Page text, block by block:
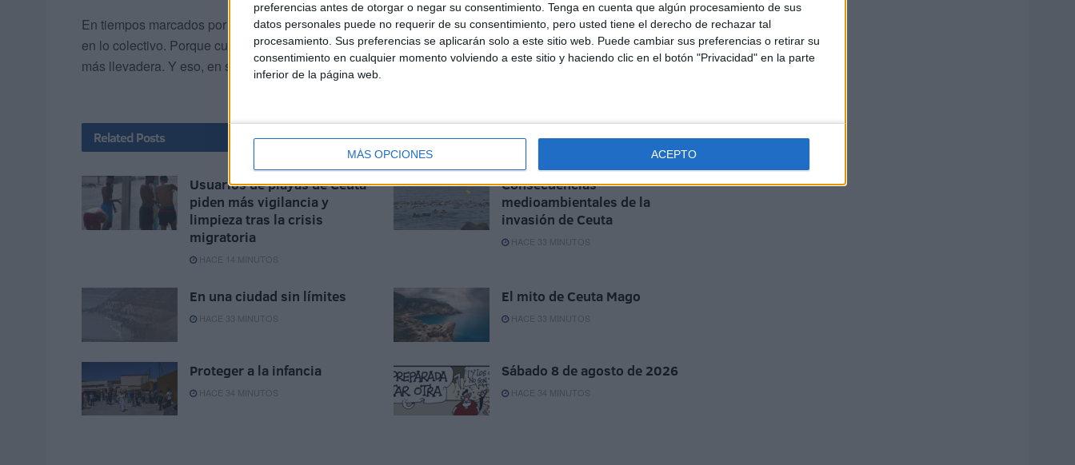
preferencias antes de otorgar o negar su consentimiento. Tenga en cuenta que algún procesamiento de sus
datos personales puede no requerir de su consentimiento, pero usted tiene el derecho de rechazar tal
procesamiento. Sus preferencias se aplicarán solo a este sitio web. Puede cambiar sus preferencias o retirar su
consentimiento en cualquier momento volviendo a este sitio y haciendo clic en el botón "Privacidad" en la parte
inferior de la página web.
MÁS OPCIONES ACEPTO
En tiempos marcados por la prisa y la distancia emocional, este acompañamiento sincero devuelve la fe
en lo colectivo. Porque cuando una familia cae, sostenerla entre todos no borra la pérdida, pero la hace
más llevadera. Y eso, en sí mismo, es un acto de dignidad.
Related Posts
Usuarios de playas de Ceuta
piden más vigilancia y
limpieza tras la crisis
migratoria
HACE 14 MINUTOS
Consecuencias
medioambientales de la
invasión de Ceuta
HACE 33 MINUTOS
En una ciudad sin límites
HACE 33 MINUTOS
El mito de Ceuta Mago
HACE 33 MINUTOS
Proteger a la infancia
HACE 34 MINUTOS
Sábado 8 de agosto de 2026
HACE 34 MINUTOS